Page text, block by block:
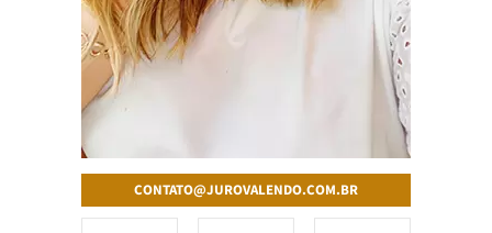
CONTATO@JUROVALENDO.COM.BR